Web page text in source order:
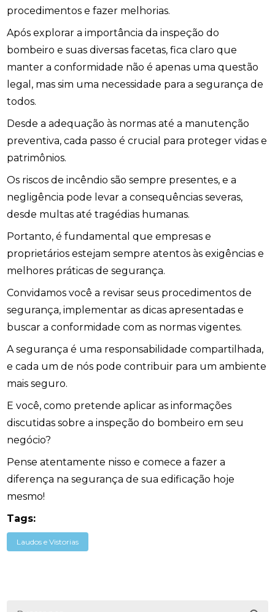
procedimentos e fazer melhorias.
Após explorar a importância da inspeção do
bombeiro e suas diversas facetas, fica claro que
manter a conformidade não é apenas uma questão
legal, mas sim uma necessidade para a segurança de
todos.
Desde a adequação às normas até a manutenção
preventiva, cada passo é crucial para proteger vidas e
patrimônios.
Os riscos de incêndio são sempre presentes, e a
negligência pode levar a consequências severas,
desde multas até tragédias humanas.
Portanto, é fundamental que empresas e
proprietários estejam sempre atentos às exigências e
melhores práticas de segurança.
Convidamos você a revisar seus procedimentos de
segurança, implementar as dicas apresentadas e
buscar a conformidade com as normas vigentes.
A segurança é uma responsabilidade compartilhada,
e cada um de nós pode contribuir para um ambiente
mais seguro.
E você, como pretende aplicar as informações
discutidas sobre a inspeção do bombeiro em seu
negócio?
Pense atentamente nisso e comece a fazer a
diferença na segurança de sua edificação hoje
mesmo!
Tags:
Laudos e Vistorias